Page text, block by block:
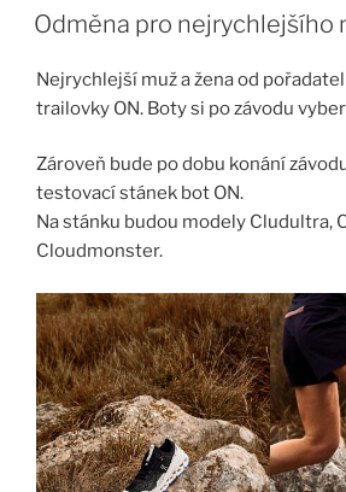
Odměna pro nejrychlejšího
Nejrychlejší muž a žena od
trailovky ON. Boty si po závodu
Zároveň bude po dobu konání
testovací stánek bot ON.
Na stánku budou modely Cludultra,
Cloudmonster.